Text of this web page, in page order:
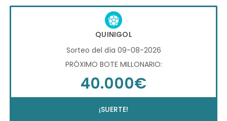
QUINIGOL
Sorteo del día 09-08-2026
PRÓXIMO BOTE MILLONARIO:
40.000€
¡SUERTE!